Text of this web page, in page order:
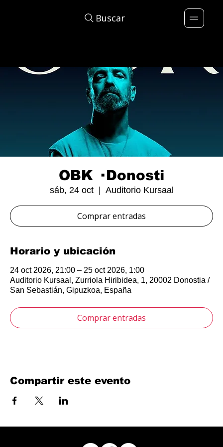
Buscar
OBK · Donosti
sáb, 24 oct
  |
Auditorio Kursaal
Comprar entradas
Horario y ubicación
24 oct 2026, 21:00 – 25 oct 2026, 1:00
Auditorio Kursaal, Zurriola Hiribidea, 1, 20002 Donostia /
San Sebastián, Gipuzkoa, España
Comprar entradas
Compartir este evento